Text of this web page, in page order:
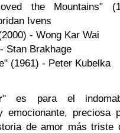
the Mountains"
Ivens
- Wong Kar Wai
Stan Brakhage
(1961) - Peter Kubelka
" es para el
emocionante, preciosa
de amor más triste